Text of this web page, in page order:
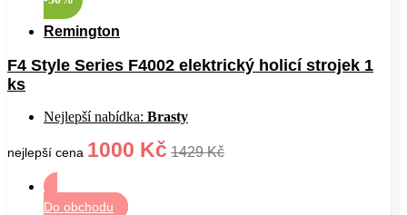
Remington
F4 Style Series F4002 elektrický holicí strojek 1
ks
Nejlepší nabídka: Brasty
nejlepší cena 1000 Kč 1429 Kč
Do obchodu